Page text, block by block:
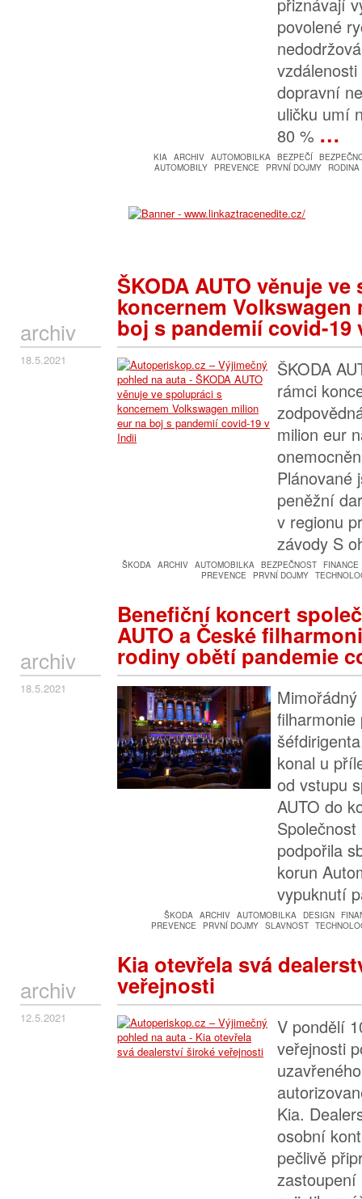
povolené
dopravní
uličku umí
80 % …
KIA ARCHIV AUTOMOBILKA BEZPEČÍ
AUTOMOBILY
PREVENCE PRVNÍ DOJMY RODINA
ŠKODA AUTO věnuje
koncernem Volkswagen
boj s pandemií covid-19
archiv
18.5.2021
ŠKODA
rámci
milion eur
Plánované
peněžní
v regionu
závody S
ŠKODA ARCHIV AUTOMOBILKA BEZPEČNOST
FINANCE
PREVENCE
PRVNÍ DOJMY
Benefiční koncert
AUTO a České
rodiny obětí pandemie
archiv
18.5.2021
konal u
od vstupu
AUTO do
Společnost
podpořila
korun
vypuknutí
ŠKODA ARCHIV AUTOMOBILKA DESIGN
PREVENCE
PRVNÍ DOJMY SLAVNOST
Kia otevřela svá
veřejnosti
archiv
12.5.2021
V pondělí
veřejnosti
Kia.
osobní
pečlivě
zastoupení